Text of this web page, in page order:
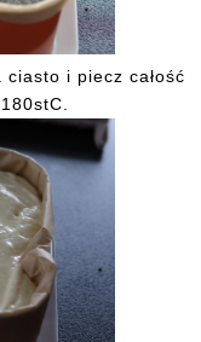
ciasto i piecz całość